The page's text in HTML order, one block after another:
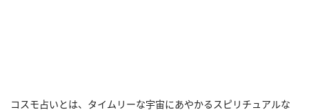
コスモ占いとは、タイムリーな宇宙にあやかるスピリチュアルな